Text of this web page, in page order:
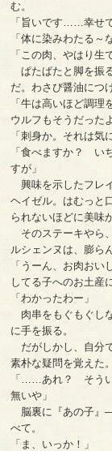
む。
「旨いです……幸せ
「体に染みわたる～
「この肉、やはり生
ぱたぱたと脚を振
だ。わさび醤油につ
「牛は高いほど調
ウルフもそうだった
「刺身か。それは気
「食べますか？ い
すが」
興味を示したフレ
ヘイゼル。はむっと
られないほどに美味
そのステーキやら
ルシェンヌは、膨ら
「うーん、お肉お
してる子へのお土産
「わかったわー」
肉串をもぐもぐし
に手を振る。
だがしかし、自分
素朴な疑問を覚えた。
「……あれ？ そう
無いや」
脳裏に『あの子』
べて。
「ま、いっか！」